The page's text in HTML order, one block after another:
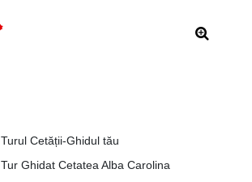
Turul Cetății-Ghidul tău
Tur Ghidat Cetatea Alba Carolina